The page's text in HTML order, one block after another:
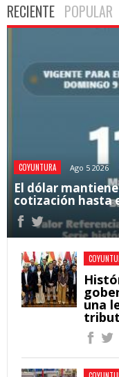
RECIENTE POPULAR
COYUNTURA Ago 5 2026
El dólar
cotización hasta
una